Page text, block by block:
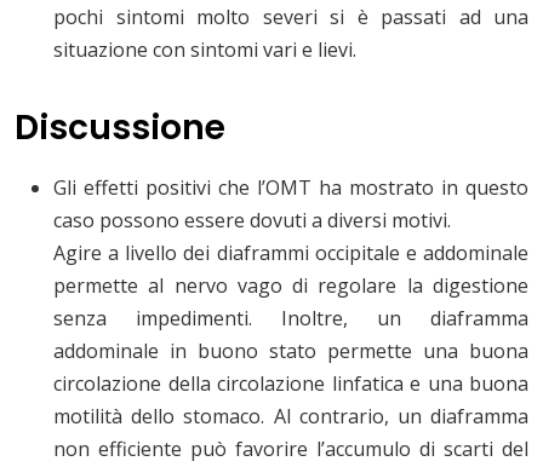
pochi sintomi molto severi si è passati ad una
situazione con sintomi vari e lievi.
Discussione
Gli effetti positivi che l’OMT ha mostrato in questo
caso possono essere dovuti a diversi motivi.
Agire a livello dei diaframmi occipitale e addominale
permette al nervo vago di regolare la digestione
senza impedimenti. Inoltre, un diaframma
addominale in buono stato permette una buona
circolazione della circolazione linfatica e una buona
motilità dello stomaco. Al contrario, un diaframma
non efficiente può favorire l’accumulo di scarti del